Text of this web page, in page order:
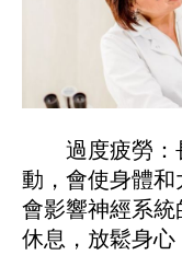
過度疲勞：
動，會使身體
會影響神經系
休息，放鬆身心